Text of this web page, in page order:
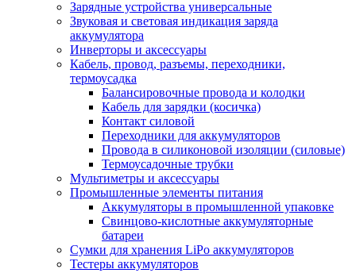
Зарядные устройства универсальные
Звуковая и световая индикация заряда
аккумулятора
Инверторы и аксессуары
Кабель, провод, разъемы, переходники,
термоусадка
Балансировочные провода и колодки
Кабель для зарядки (косичка)
Контакт силовой
Переходники для аккумуляторов
Провода в силиконовой изоляции (силовые)
Термоусадочные трубки
Мультиметры и аксессуары
Промышленные элементы питания
Аккумуляторы в промышленной упаковке
Свинцово-кислотные аккумуляторные
батареи
Сумки для хранения LiPo аккумуляторов
Тестеры аккумуляторов